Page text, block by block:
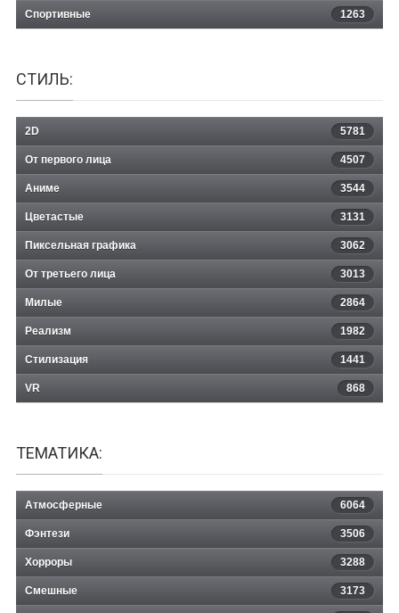
Спортивные 1263
СТИЛЬ:
2D 5781
От первого лица 4507
Аниме 3544
Цветастые 3131
Пиксельная графика 3062
От третьего лица 3013
Милые 2864
Реализм 1982
Стилизация 1441
VR 868
ТЕМАТИКА:
Атмосферные 6064
Фэнтези 3506
Хорроры 3288
Смешные 3173